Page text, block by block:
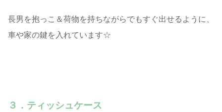
長男を抱っこ＆荷物を持ちながらでもすぐ出せるように、
車や家の鍵を入れています☆
３．ティッシュケース